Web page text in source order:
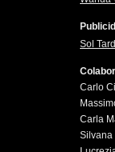
Sol
Carlo
Carla
Silvana